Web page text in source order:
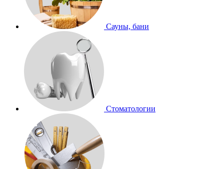
Сауны, бани
Стоматологии